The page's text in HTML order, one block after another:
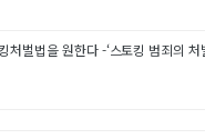
벌법을 원한다 -‘스토킹 범죄의